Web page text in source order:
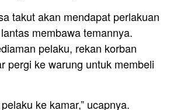
takut akan mendapat perlakuan
membawa temannya.
pelaku, rekan korban
pergi ke warung untuk membeli
ke kamar,” ucapnya.